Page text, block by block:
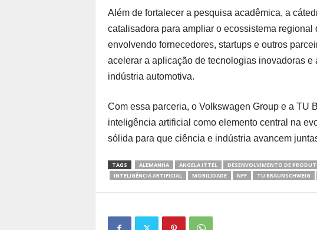
Além de fortalecer a pesquisa acadêmica, a
catalisadora para ampliar o ecossistema
envolvendo fornecedores, startups e outros
acelerar a aplicação de tecnologias inovadoras e
indústria automotiva.
Com essa parceria, o Volkswagen Group e a TU
inteligência artificial como elemento central na
sólida para que ciência e indústria avancem
TAGS ALEMANHA ANGELA ITTEL DESENVOLVIMENTO DE
INTELIGÊNCIA ARTIFICIAL
MOBILIDADE NFF TU BRAUNSCHWEIG